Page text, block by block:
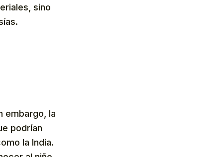
sino
embargo, la
podrían
la India.